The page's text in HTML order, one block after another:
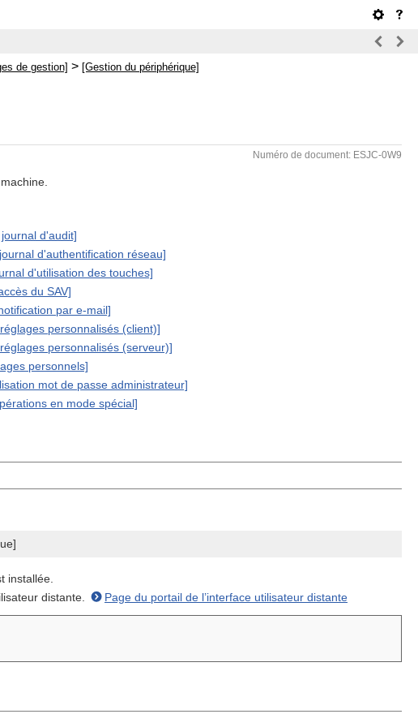
de gestion] > [Gestion du périphérique]
Numéro de document: ESJC-0W9
d'audit]
d'authentification réseau]
d'utilisation des touches]
du SAV]
par e-mail]
personnalisés (client)]
personnalisés (serveur)]
personnels]
mot de passe administrateur]
en mode spécial]
installée.
distante.
Page du portail de l’interface utilisateur distante